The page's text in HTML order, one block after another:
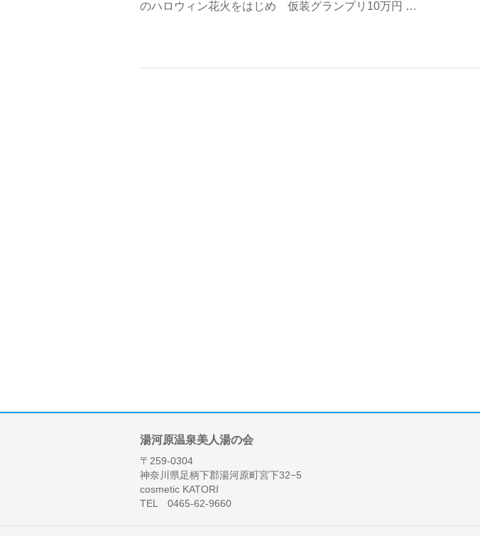
のハロウィン花火をはじめ 仮装グランプリ10万円 …
湯河原温泉美人湯の会
〒259-0304
神奈川県足柄下郡湯河原町宮下32−5
cosmetic KATORI
TEL 0465-62-9660